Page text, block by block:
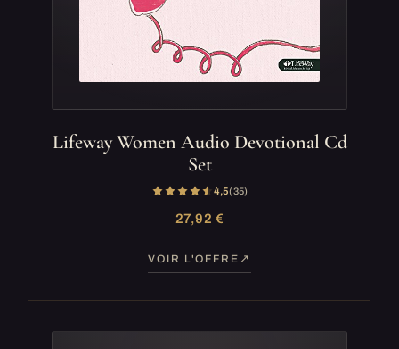
Lifeway Women Audio Devotional Cd
Set
4,5(35)
27,92 €
VOIR L'OFFRE